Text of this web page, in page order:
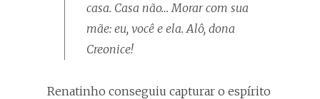
casa. Casa não… Morar com sua
mãe: eu, você e ela. Alô, dona
Creonice!
Renatinho conseguiu capturar o espírito